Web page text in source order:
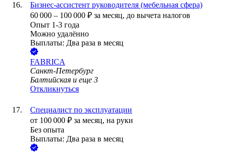
Бизнес-ассистент руководителя (мебельная сфера)
60 000 – 100 000 ₽ за месяц, до вычета налогов
Опыт 1-3 года
Можно удалённо
Выплаты: Два раза в месяц
FABRICA
Санкт-Петербург
Балтийская и еще 3
Откликнуться
Специалист по эксплуатации
от 100 000 ₽ за месяц, на руки
Без опыта
Выплаты: Два раза в месяц